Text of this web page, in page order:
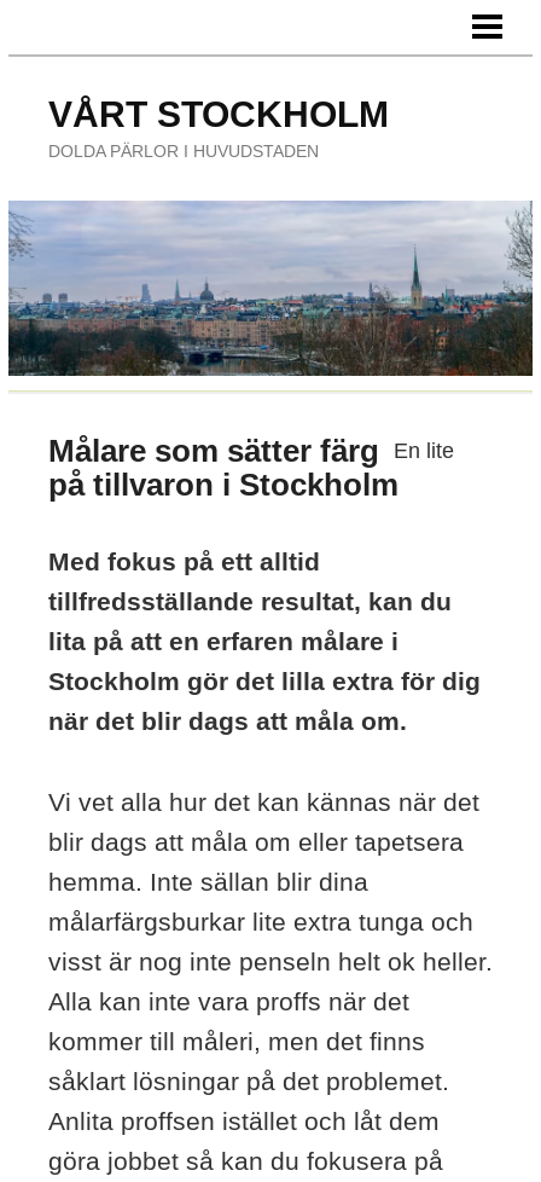
ÄTA UTE
VÅRT STOCKHOLM
DOLDA PÄRLOR I HUVUDSTADEN
Målare som sätter färg
på tillvaron i Stockholm
Med fokus på ett alltid
tillfredsställande resultat, kan du
lita på att en erfaren målare i
Stockholm gör det lilla extra för dig
när det blir dags att måla om.
Vi vet alla hur det kan kännas när det
blir dags att måla om eller tapetsera
hemma. Inte sällan blir dina
målarfärgsburkar lite extra tunga och
visst är nog inte penseln helt ok heller.
Alla kan inte vara proffs när det
kommer till måleri, men det finns
såklart lösningar på det problemet.
Anlita proffsen istället och låt dem
göra jobbet så kan du fokusera på
En lite